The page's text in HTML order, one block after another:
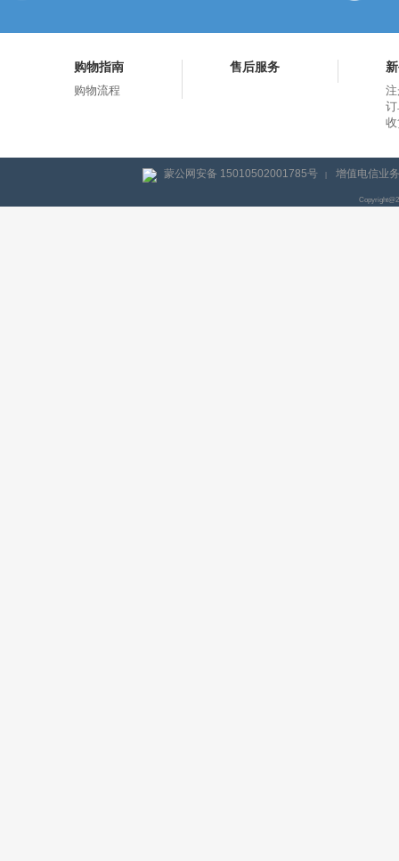
购物指南
购物流程
售后服务
蒙公网安备 15010502001785号 | 增值电信业